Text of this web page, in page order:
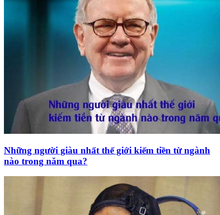
Những người giàu nhất thế giới kiếm tiền từ ngành
nào trong năm qua?